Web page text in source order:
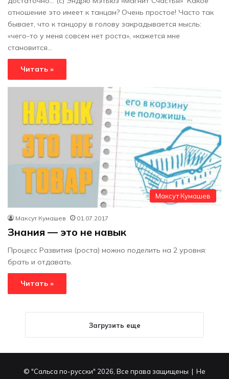
отношение это имеет к танцам? Очень простое! Часто так
бывает, что к танцору в голову закрадывается мысль:
«чего-то у меня совсем нет роста», «кажется мне
становится…
Читать »
Максут Кумашев
Максут Кумашев 01.07.2017
Знания — это не навык
Процесс Развития (роста) можно поделить на 2 уровня:
брать и отдавать.
Читать »
Загрузить еще
© "Сальса по-русски" 2026, Все права защищены | Не